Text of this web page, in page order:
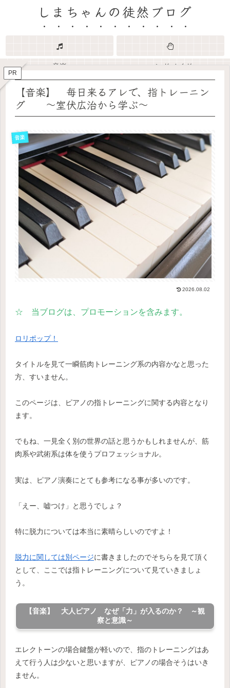
しまちゃんの徒然ブログ
音楽
ハンドメイド
PR
【音楽】 毎日来るアレで、指トレーニン
グ ～室伏広治から学ぶ～
音楽
2026.08.02
☆ 当ブログは、プロモーションを含みます。
ロリポップ！
タイトルを見て一瞬筋肉トレーニング系の内容かなと思った
方、すいません。
このページは、ピアノの指トレーニングに関する内容となり
ます。
でもね、一見全く別の世界の話と思うかもしれませんが、筋
肉系や武術系は体を使うプロフェッショナル。
実は、ピアノ演奏にとても参考になる事が多いのです。
「えー、嘘つけ」と思うでしょ？
特に脱力については本当に素晴らしいのですよ！
脱力に関しては別ページに書きましたのでそちらを見て頂く
として、ここでは指トレーニングについて見ていきましょ
う。
【音楽】 大人ピアノ なぜ「力」が入るのか？ ～観
察と意識～
エレクトーンの場合鍵盤が軽いので、指のトレーニングはあ
えて行う人は少ないと思いますが、ピアノの場合そうはいき
ません。